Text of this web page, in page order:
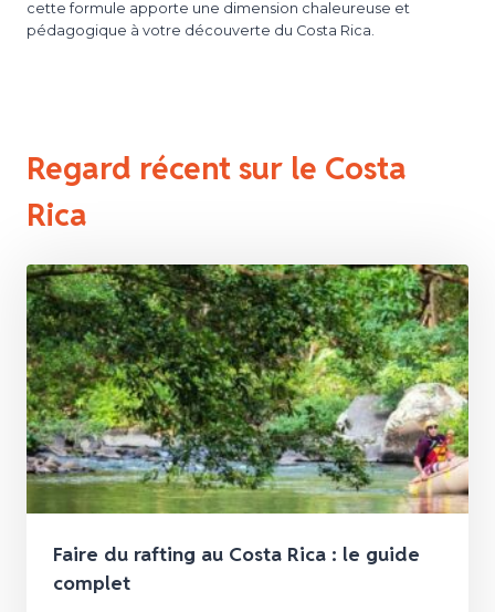
cette formule apporte une dimension chaleureuse et
pédagogique à votre découverte du Costa Rica.
Regard récent sur le Costa
Rica
Faire du rafting au Costa Rica : le guide
complet